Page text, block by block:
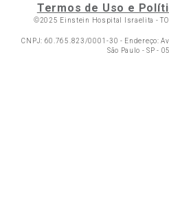
Termos de Uso e
©2025 Einstein Hospital Israelita -
CNPJ: 60.765.823/0001-30 - Endereço:
São Paulo - SP -